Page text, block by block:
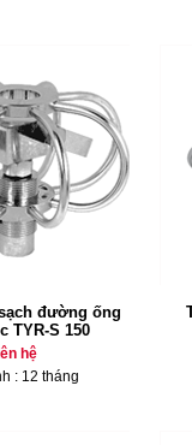
đường ống
TYR-S 150
hệ
: 12 tháng